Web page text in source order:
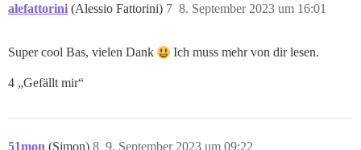
alefattorini (Alessio Fattorini) 8. September 2023 um 16:01
7
Super cool Bas, vielen Dank Ich muss mehr von dir lesen.
4 „Gefällt mir“
51mon (Simon) 9. September 2023 um 09:22
8